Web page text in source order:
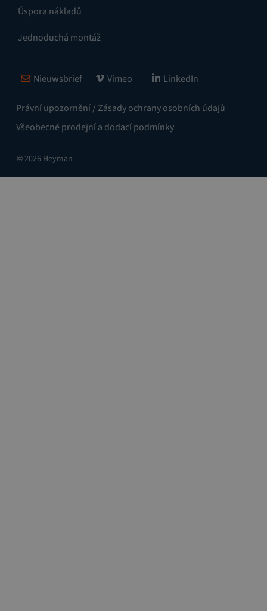
Úspora nákladů
Jednoduchá montáž
Právní upozornění / Zásady ochrany osobních údajů
Všeobecné prodejní a dodací podmínky
Nieuwsbrief Vimeo LinkedIn
© 2026 Heyman